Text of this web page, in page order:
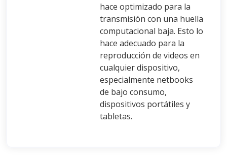
hace optimizado para la
transmisión con una huella
computacional baja. Esto lo
hace adecuado para la
reproducción de videos en
cualquier dispositivo,
especialmente netbooks
de bajo consumo,
dispositivos portátiles y
tabletas.